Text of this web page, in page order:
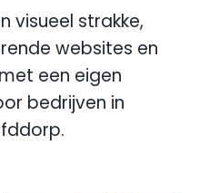
visueel strakke,
websites en
een eigen
.